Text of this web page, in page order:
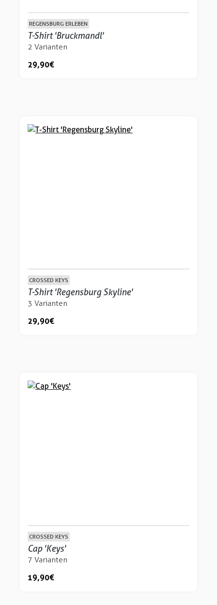
REGENSBURG ERLEBEN
T-Shirt 'Bruckmandl'
2 Varianten
29,90 €
CROSSED KEYS
T-Shirt 'Regensburg Skyline'
3 Varianten
29,90 €
CROSSED KEYS
Cap 'Keys'
7 Varianten
19,90 €